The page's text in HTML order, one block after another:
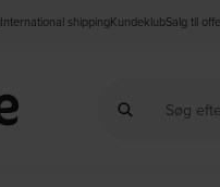
International shippingKundeklubSalg til